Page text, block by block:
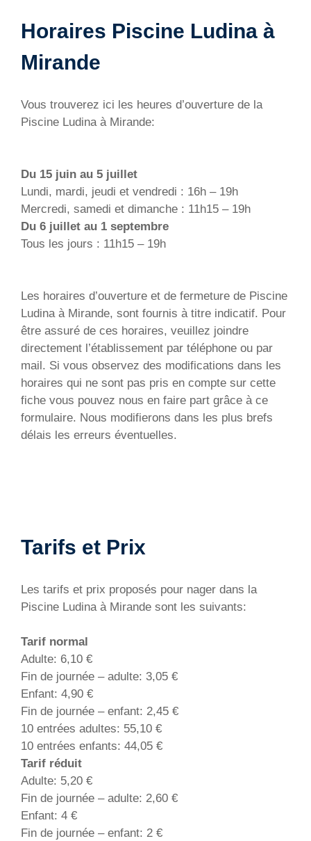
Horaires Piscine Ludina à
Mirande
Vous trouverez ici les heures d’ouverture de la
Piscine Ludina à Mirande:
Du 15 juin au 5 juillet
Lundi, mardi, jeudi et vendredi : 16h – 19h
Mercredi, samedi et dimanche : 11h15 – 19h
Du 6 juillet au 1 septembre
Tous les jours : 11h15 – 19h
Les horaires d’ouverture et de fermeture de Piscine
Ludina à Mirande, sont fournis à titre indicatif. Pour
être assuré de ces horaires, veuillez joindre
directement l’établissement par téléphone ou par
mail. Si vous observez des modifications dans les
horaires qui ne sont pas pris en compte sur cette
fiche vous pouvez nous en faire part grâce à ce
formulaire. Nous modifierons dans les plus brefs
délais les erreurs éventuelles.
Tarifs et Prix
Les tarifs et prix proposés pour nager dans la
Piscine Ludina à Mirande sont les suivants:
Tarif normal
Adulte: 6,10 €
Fin de journée – adulte: 3,05 €
Enfant: 4,90 €
Fin de journée – enfant: 2,45 €
10 entrées adultes: 55,10 €
10 entrées enfants: 44,05 €
Tarif réduit
Adulte: 5,20 €
Fin de journée – adulte: 2,60 €
Enfant: 4 €
Fin de journée – enfant: 2 €